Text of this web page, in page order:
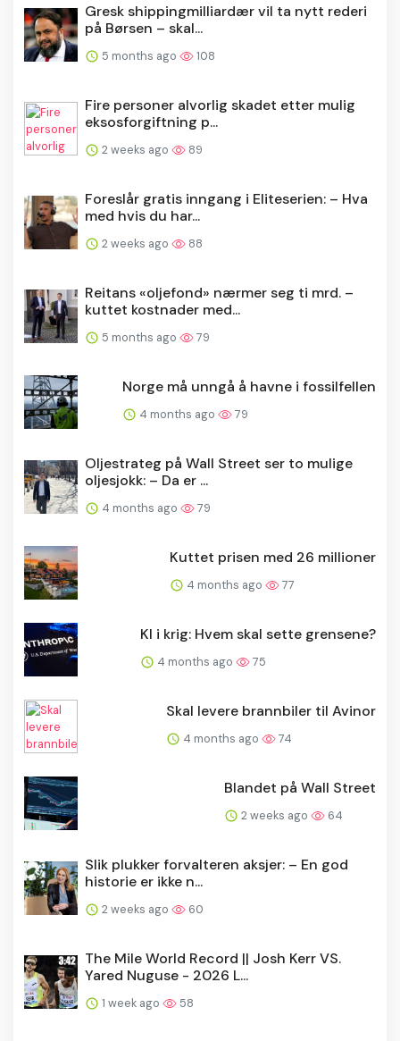
Gresk shippingmilliardær vil ta nytt rederi
på Børsen – skal...
5 months ago 108
Fire personer alvorlig skadet etter mulig
eksosforgiftning p...
2 weeks ago 89
Foreslår gratis inngang i Eliteserien: – Hva
med hvis du har...
2 weeks ago 88
Reitans «oljefond» nærmer seg ti mrd. –
kuttet kostnader med...
5 months ago 79
Norge må unngå å havne i fossilfellen
4 months ago 79
Oljestrateg på Wall Street ser to mulige
oljesjokk: – Da er ...
4 months ago 79
Kuttet prisen med 26 millioner
4 months ago 77
KI i krig: Hvem skal sette grensene?
4 months ago 75
Skal levere brannbiler til Avinor
4 months ago 74
Blandet på Wall Street
2 weeks ago 64
Slik plukker forvalteren aksjer: – En god
historie er ikke n...
2 weeks ago 60
The Mile World Record || Josh Kerr VS.
Yared Nuguse - 2026 L...
1 week ago 58